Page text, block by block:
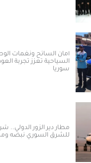
ونغمات الوطن: الشرطة
تعزز تجربة العودة والسياحة
دير الزور الدولي.. شريان حياة
السوري نبضه ومكانته